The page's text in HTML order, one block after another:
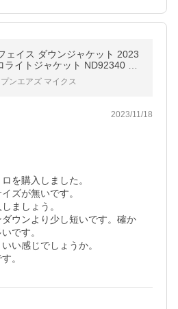
ェイス ダウンジャケット 2023
ライトジャケット ND92340 メ
FACE
ンエアズ マイクス
2023/11/18
を購入しました。
ズが無いです。
ましょう。
ウンより少し短いです。確か
です。
い感じでしょうか。
。